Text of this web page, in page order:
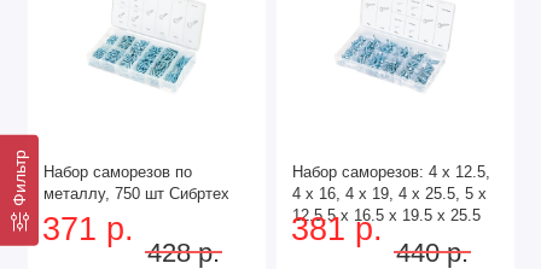
Фильтр
Набор саморезов по
металлу, 750 шт Сибртех
371 р.
428 р.
Набор саморезов: 4 х 12.5,
4 х 16, 4 х 19, 4 х 25.5, 5 х
12.5.5 х 16.5 х 19.5 х 25.5
мм, 200 предметов Сибртех
381 р.
440 р.